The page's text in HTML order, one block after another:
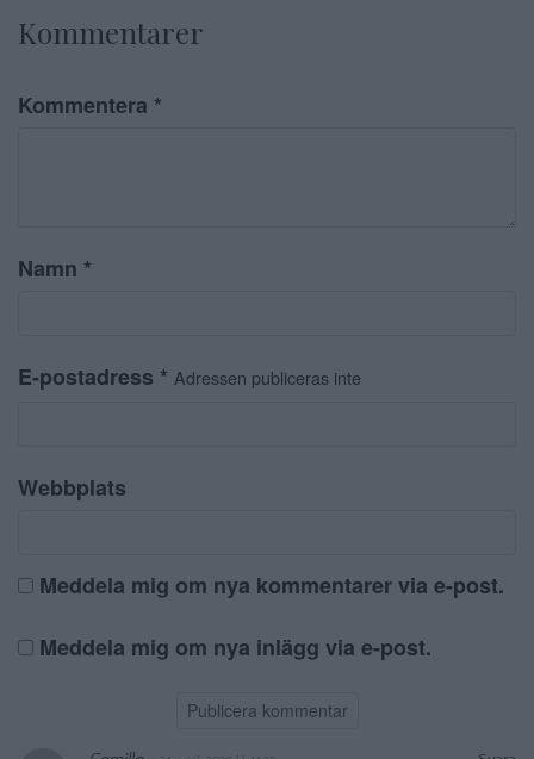
Kommentarer
Kommentera *
Namn *
E-postadress * Adressen publiceras inte
Webbplats
Meddela mig om nya kommentarer via e-post.
Meddela mig om nya inlägg via e-post.